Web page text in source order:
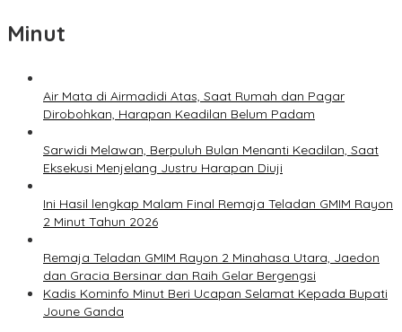
Minut
Air Mata di Airmadidi Atas, Saat Rumah dan Pagar
Dirobohkan, Harapan Keadilan Belum Padam
Sarwidi Melawan, Berpuluh Bulan Menanti Keadilan, Saat
Eksekusi Menjelang Justru Harapan Diuji
Ini Hasil lengkap Malam Final Remaja Teladan GMIM Rayon
2 Minut Tahun 2026
Remaja Teladan GMIM Rayon 2 Minahasa Utara, Jaedon
dan Gracia Bersinar dan Raih Gelar Bergengsi
Kadis Kominfo Minut Beri Ucapan Selamat Kepada Bupati
Joune Ganda